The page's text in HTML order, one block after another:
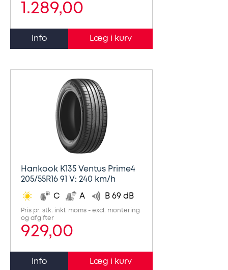
1.289,00
Info
Hankook K135 Ventus Prime4
205/55R16 91 V: 240 km/h
C A B 69 dB
Pris pr. stk. inkl. moms - excl. montering
og afgifter
929,00
Info